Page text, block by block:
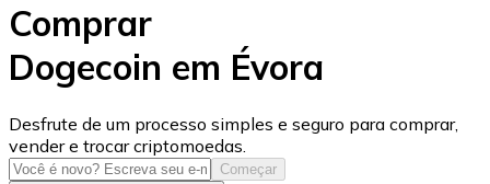
USD Coin
USDC
Comprar
Dogecoin em Évora
Desfrute de um processo simples e seguro para comprar,
vender e trocar criptomoedas.
Começar